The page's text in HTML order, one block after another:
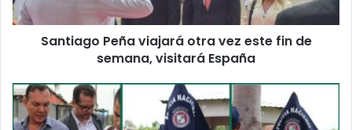
Santiago Peña viajará otra vez este fin de
semana, visitará España